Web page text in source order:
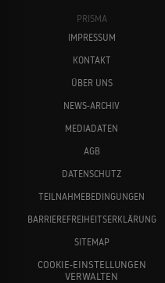
PRISMA
IMPRESSUM
KONTAKT
ÜBER UNS
NEWS-ARCHIV
MEDIADATEN
AGB
DATENSCHUTZ
TEILNAHMEBEDINGUNGEN
BARRIEREFREIHEITSERKLÄRUNG
SITEMAP
COOKIE-EINSTELLUNGEN
VERWALTEN